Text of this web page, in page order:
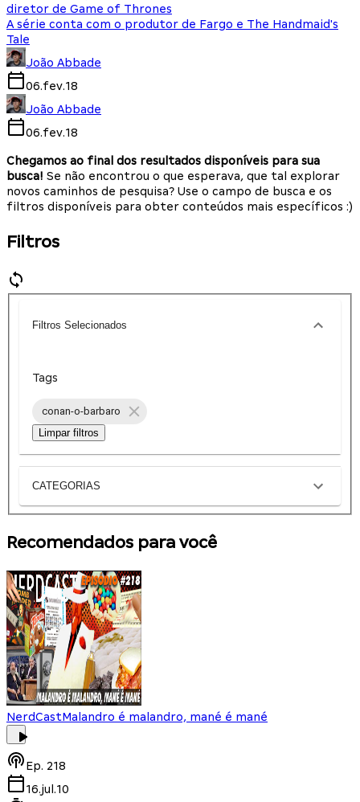
diretor de Game of Thrones
A série conta com o produtor de Fargo e The Handmaid's
Tale
João Abbade
06.fev.18
João Abbade
06.fev.18
Chegamos ao final dos resultados disponíveis para sua
busca! Se não encontrou o que esperava, que tal explorar
novos caminhos de pesquisa? Use o campo de busca e os
filtros disponíveis para obter conteúdos mais específicos :)
Filtros
Filtros Selecionados
Tags
conan-o-barbaro
Limpar filtros
CATEGORIAS
Recomendados para você
NerdCastMalandro é malandro, mané é mané
Ep. 218
16.jul.10